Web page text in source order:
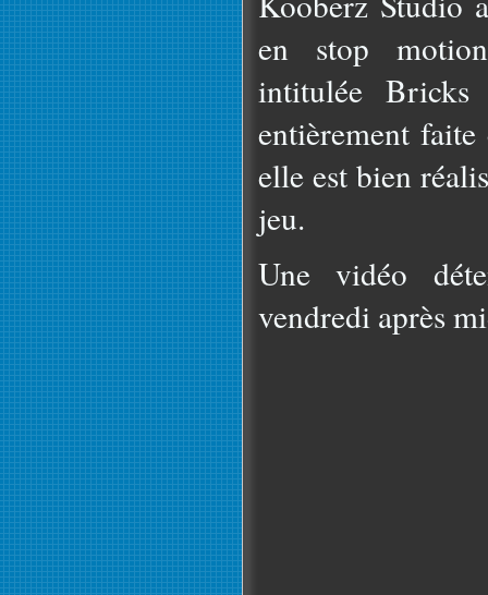
en stop
intitulée
entièrement
elle est bien
jeu.
Une vidéo
vendredi après